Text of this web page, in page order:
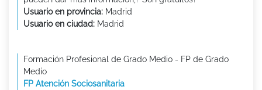
Usuario en provincia: Madrid
Usuario en ciudad: Madrid
Formación Profesional de Grado Medio - FP de Grado
Medio
FP Atención Sociosanitaria